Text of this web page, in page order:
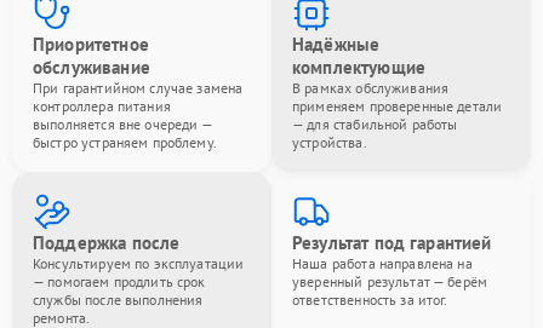
Приоритетное
обслуживание
При гарантийном случае замена
контроллера питания
выполняется вне очереди —
быстро устраняем проблему.
Надёжные
комплектующие
В рамках обслуживания
применяем проверенные детали
— для стабильной работы
устройства.
Поддержка после
Консультируем по эксплуатации
— помогаем продлить срок
службы после выполнения
ремонта.
Результат под гарантией
Наша работа направлена на
уверенный результат — берём
ответственность за итог.